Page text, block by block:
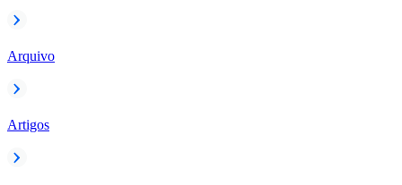
Arquivo
Artigos